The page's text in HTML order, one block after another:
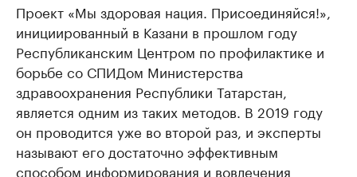
Проект «Мы здоровая нация. Присоединяйся!»,
инициированный в Казани в прошлом году
Республиканским Центром по профилактике и
борьбе со СПИДом Министерства
здравоохранения Республики Татарстан,
является одним из таких методов. В 2019 году
он проводится уже во второй раз, и эксперты
называют его достаточно эффективным
способом информирования и вовлечения